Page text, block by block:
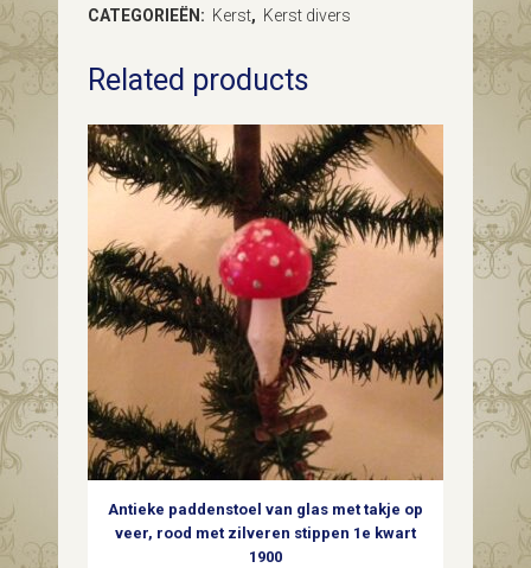
bessen,
hulst,
dennenappels
takken
van
plastic
1940-
1950
quantity
CATEGORIEËN: Kerst, Kerst divers
Related products
Antieke paddenstoel van glas met takje op
veer, rood met zilveren stippen 1e kwart
1900